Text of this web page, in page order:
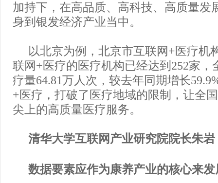
加持下，在高品质、高科技、高质量发
身到银发经济产业当中。
以北京为例，北京市互联网+医疗机
联网+医疗的医疗机构已经达到252家，
疗量64.81万人次，较去年同期增长
+医疗，打破了医疗地域的限制，让全
尖上的高质量医疗服务。
清华大学互联网产业研究院院长朱岩
数据要素应作为康养产业的核心来发